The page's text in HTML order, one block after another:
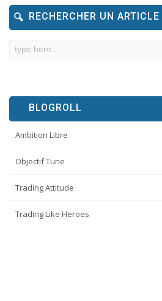
RECHERCHER UN ARTICLE
BLOGROLL
Ambition Libre
Objectif Tune
Trading Attitude
Trading Like Heroes